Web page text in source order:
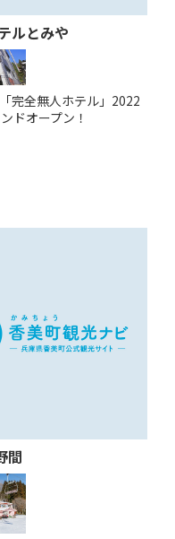
ルとみや
完全無人ホテル」2022
ドオープン！
間